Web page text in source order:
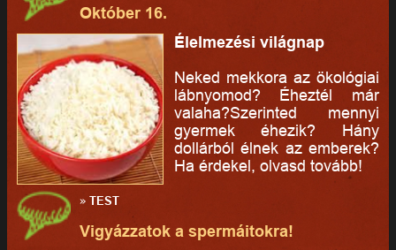
Október 16.
Élelmezési világnap
Neked mekkora az ökológiai
lábnyomod? Éheztél már
valaha?Szerinted mennyi
gyermek éhezik? Hány
dollárból élnek az emberek?
Ha érdekel, olvasd tovább!
»TEST
Vigyázzatok a spermáitokra!